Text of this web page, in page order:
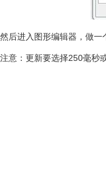
然后进入图形编辑器，做一
注意：更新要选择250毫秒